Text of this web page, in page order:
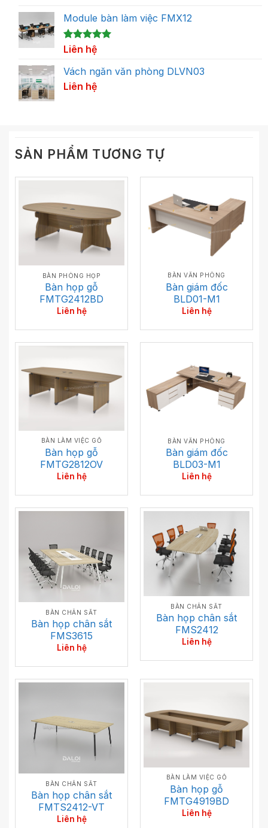
Module bàn làm việc FMX12
5.00trên 5
dựa trên
1
đánh giá
Liên hệ
Vách ngăn văn phòng DLVN03
Liên hệ
SẢN PHẨM TƯƠNG TỰ
BÀN PHÒNG HỌP
Bàn họp gỗ
FMTG2412BD
Liên hệ
BÀN VĂN PHÒNG
Bàn giám đốc
BLD01-M1
Liên hệ
BÀN LÀM VIỆC GỖ
Bàn họp gỗ
FMTG2812OV
Liên hệ
BÀN VĂN PHÒNG
Bàn giám đốc
BLD03-M1
Liên hệ
BÀN CHÂN SẮT
Bàn họp chân sắt
FMS3615
Liên hệ
BÀN CHÂN SẮT
Bàn họp chân sắt
FMS2412
Liên hệ
BÀN CHÂN SẮT
Bàn họp chân sắt
FMTS2412-VT
Liên hệ
BÀN LÀM VIỆC GỖ
Bàn họp gỗ
FMTG4919BD
Liên hệ